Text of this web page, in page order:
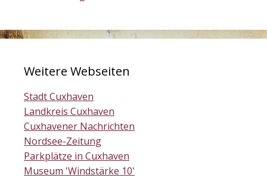
Weitere Webseiten
Stadt Cuxhaven
Landkreis Cuxhaven
Cuxhavener Nachrichten
Nordsee-Zeitung
Parkplätze in Cuxhaven
Museum 'Windstärke 10'